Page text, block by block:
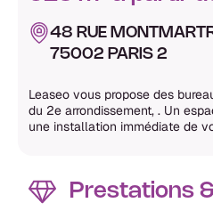
48 RUE
75002 PARIS 2
Leaseo vous propose des
du 2e arrondissement, . Un
une installation immédiate de
Prestations